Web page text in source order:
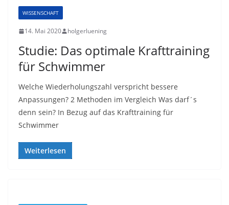
WISSENSCHAFT
14. Mai 2020 holgerluening
Studie: Das optimale Krafttraining
für Schwimmer
Welche Wiederholungszahl verspricht bessere
Anpassungen? 2 Methoden im Vergleich Was darf´s
denn sein? In Bezug auf das Krafttraining für
Schwimmer
Weiterlesen